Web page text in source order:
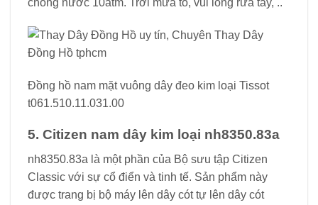
chống nước 10atm. Trời mưa to, vui lòng rửa tay, ..
Đồng hồ nam mặt vuông dây đeo kim loại Tissot
t061.510.11.031.00
5. Citizen nam dây kim loại nh8350.83a
nh8350.83a là một phần của Bộ sưu tập Citizen
Classic với sự cổ điển và tinh tế. Sản phẩm này
được trang bị bộ máy lên dây cót tự lên dây cót